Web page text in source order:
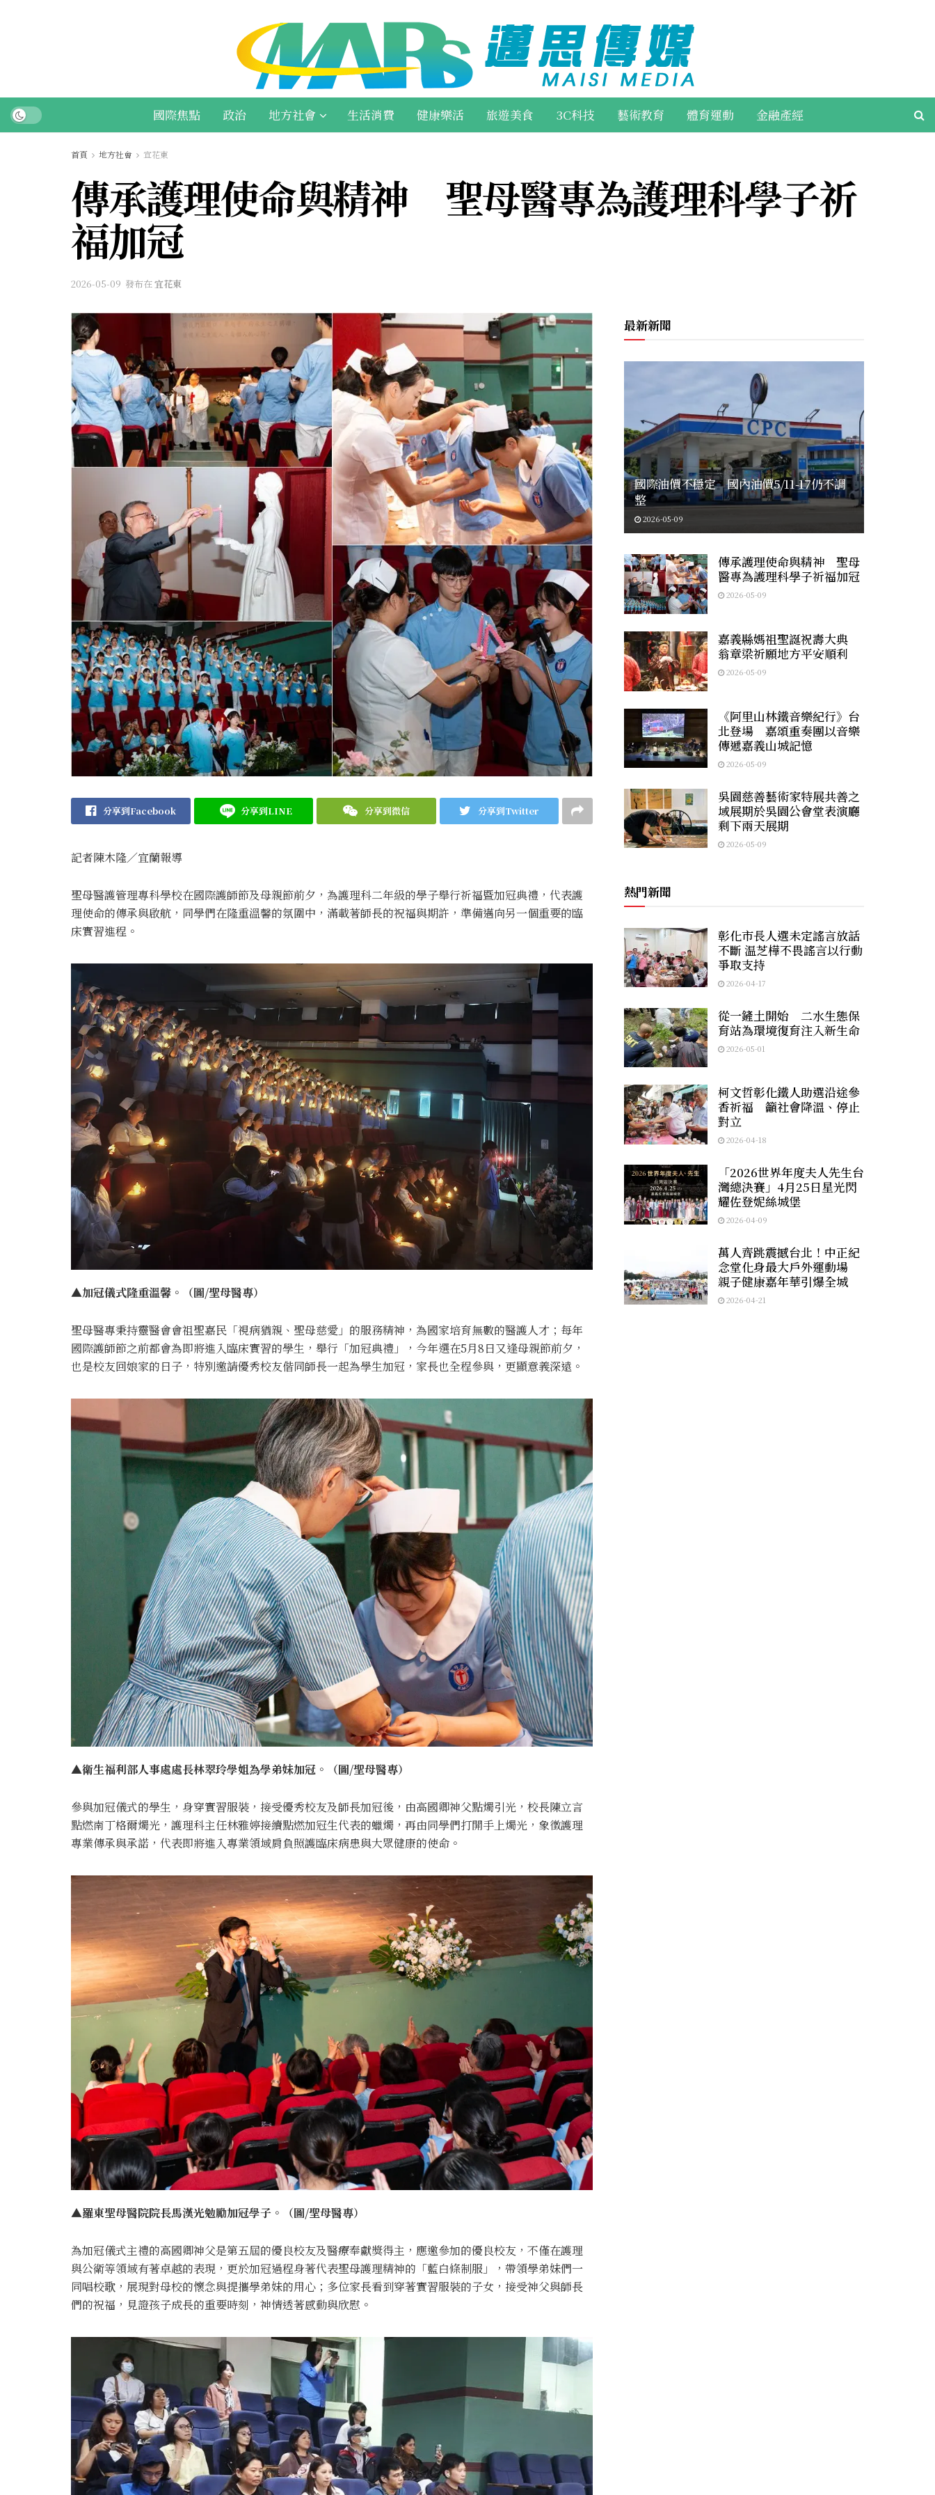
國際焦點 政治 地方社會 生活消費 健康樂活 旅遊美食 3C科技 藝術教育 體育運動 金融產經
首頁 地方社會 宜花東
傳承護理使命與精神 聖母醫專為護理科學子祈
福加冠
2026-05-09 發布在宜花東
分享到Facebook 分享到LINE 分享到微信 分享到Twitter
記者陳木隆∕宜蘭報導
聖母醫護管理專科學校在國際護師節及母親節前夕，為護理科二年級的學子舉行祈福暨加冠典禮，代表護
理使命的傳承與啟航，同學們在隆重溫馨的氛圍中，滿載著師長的祝福與期許，準備邁向另一個重要的臨
床實習進程。
▲加冠儀式隆重溫馨。（圖/聖母醫專）
聖母醫專秉持靈醫會會祖聖嘉民「視病猶親、聖母慈愛」的服務精神，為國家培育無數的醫護人才；每年
國際護師節之前都會為即將進入臨床實習的學生，舉行「加冠典禮」，今年選在5月8日又逢母親節前夕，
也是校友回娘家的日子，特別邀請優秀校友偕同師長一起為學生加冠，家長也全程參與，更顯意義深遠。
▲衛生福利部人事處處長林翠玲學姐為學弟妹加冠。（圖/聖母醫專）
參與加冠儀式的學生，身穿實習服裝，接受優秀校友及師長加冠後，由高國卿神父點燭引光，校長陳立言
點燃南丁格爾燭光，護理科主任林雅婷接續點燃加冠生代表的蠟燭，再由同學們打開手上燭光，象徵護理
專業傳承與承諾，代表即將進入專業領域肩負照護臨床病患與大眾健康的使命。
▲羅東聖母醫院院長馬漢光勉勵加冠學子。（圖/聖母醫專）
為加冠儀式主禮的高國卿神父是第五屆的優良校友及醫療奉獻獎得主，應邀參加的優良校友，不僅在護理
與公衛等領域有著卓越的表現，更於加冠過程身著代表聖母護理精神的「藍白條制服」，帶領學弟妹們一
同唱校歌，展現對母校的懷念與提攜學弟妹的用心；多位家長看到穿著實習服裝的子女，接受神父與師長
們的祝福，見證孩子成長的重要時刻，神情透著感動與欣慰。
最新新聞
國際油價不穩定 國內油價5/11-17仍不調
整
2026-05-09
傳承護理使命與精神 聖母
醫專為護理科學子祈福加冠
2026-05-09
嘉義縣媽祖聖誕祝壽大典
翁章梁祈願地方平安順利
2026-05-09
《阿里山林鐵音樂紀行》台
北登場 嘉頌重奏團以音樂
傳遞嘉義山城記憶
2026-05-09
吳園慈善藝術家特展共善之
域展期於吳園公會堂表演廳
剩下兩天展期
2026-05-09
熱門新聞
彰化市長人選未定謠言放話
不斷 温芝樺不畏謠言以行動
爭取支持
2026-04-17
從一鏟土開始 二水生態保
育站為環境復育注入新生命
2026-05-01
柯文哲彰化鐵人助選沿途參
香祈福 籲社會降溫、停止
對立
2026-04-18
「2026世界年度夫人先生台
灣總決賽」4月25日星光閃
耀佐登妮絲城堡
2026-04-09
萬人齊跳震撼台北！中正紀
念堂化身最大戶外運動場
親子健康嘉年華引爆全城
2026-04-21